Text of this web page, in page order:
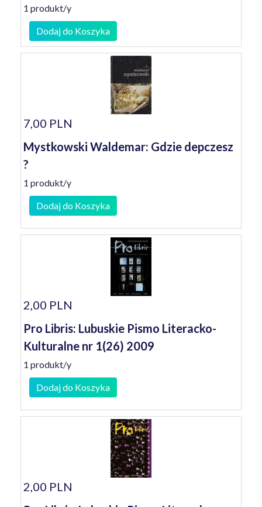
1 produkt/y
Dodaj do Koszyka
7,00 PLN
Mystkowski Waldemar: Gdzie depczesz
?
1 produkt/y
Dodaj do Koszyka
2,00 PLN
Pro Libris: Lubuskie Pismo Literacko-
Kulturalne nr 1(26) 2009
1 produkt/y
Dodaj do Koszyka
2,00 PLN